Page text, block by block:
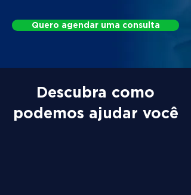
Quero agendar uma consulta
Descubra como
podemos ajudar você